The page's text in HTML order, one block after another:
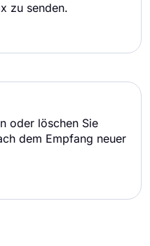
zu senden.
oder löschen Sie
dem Empfang neuer